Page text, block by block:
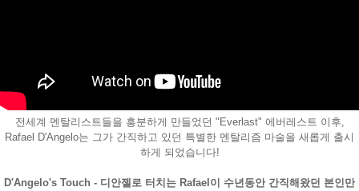
PAYCO 바로
전세계 멘탈리스트들을 흥분하게 만들었던 "Everlast" 에버레스트 이후,
Rafael D'Angelo는 그가 간직하고 있던 특별한 멘탈리즘 마술을 새롭게 출시
하게 되었습니다!
D'Angelo's Touch - 디안젤로 터치는 Rafael이 수년동안 간직해왔던 본인만